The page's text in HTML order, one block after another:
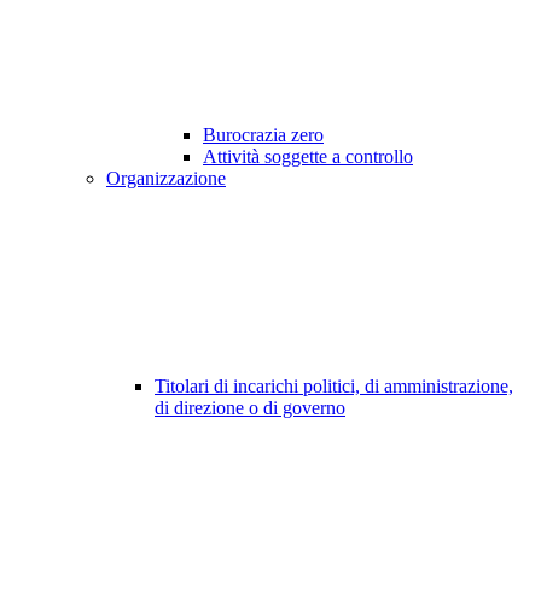
Burocrazia zero
Attività soggette a controllo
Organizzazione
Titolari di incarichi politici, di amministrazione,
di direzione o di governo